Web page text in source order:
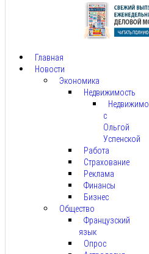
Главная
Новости
Экономика
Недвижимость
с
Ольгой
Успенской
Работа
Страхование
Реклама
Финансы
Бизнес
Общество
Французский
язык
Опрос